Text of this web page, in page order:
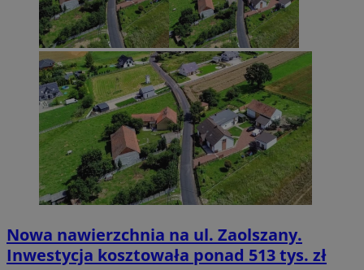
Nowa nawierzchnia na ul. Zaolszany.
Inwestycja kosztowała ponad 513 tys. zł